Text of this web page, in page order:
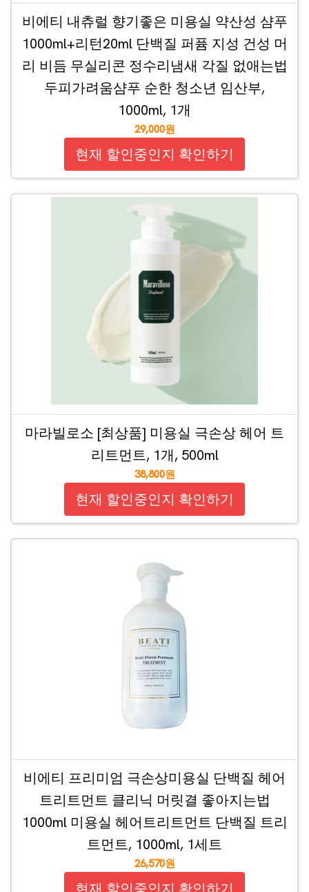
비에티 내츄럴 향기좋은 미용실 약산성 샴푸
1000ml+리턴20ml 단백질 퍼퓸 지성 건성 머
리 비듬 무실리콘 정수리냄새 각질 없애는법
두피가려움샴푸 순한 청소년 임산부,
1000ml, 1개
29,000원
현재 할인중인지 확인하기
마라빌로소 [최상품] 미용실 극손상 헤어 트
리트먼트, 1개, 500ml
38,800원
현재 할인중인지 확인하기
비에티 프리미엄 극손상미용실 단백질 헤어
트리트먼트 클리닉 머릿결 좋아지는법
1000ml 미용실 헤어트리트먼트 단백질 트리
트먼트, 1000ml, 1세트
26,570원